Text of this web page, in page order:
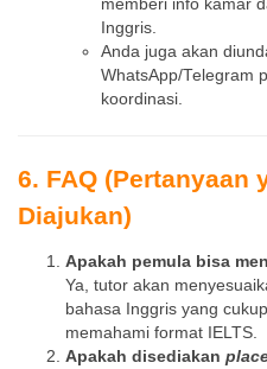
memberi info kamar
Inggris.
Anda juga akan
WhatsApp/Telegram
koordinasi.
6. FAQ (Pertanyaan
Diajukan)
Apakah pemula bisa
Ya, tutor akan
bahasa Inggris yang
memahami format IELTS.
Apakah disediakan